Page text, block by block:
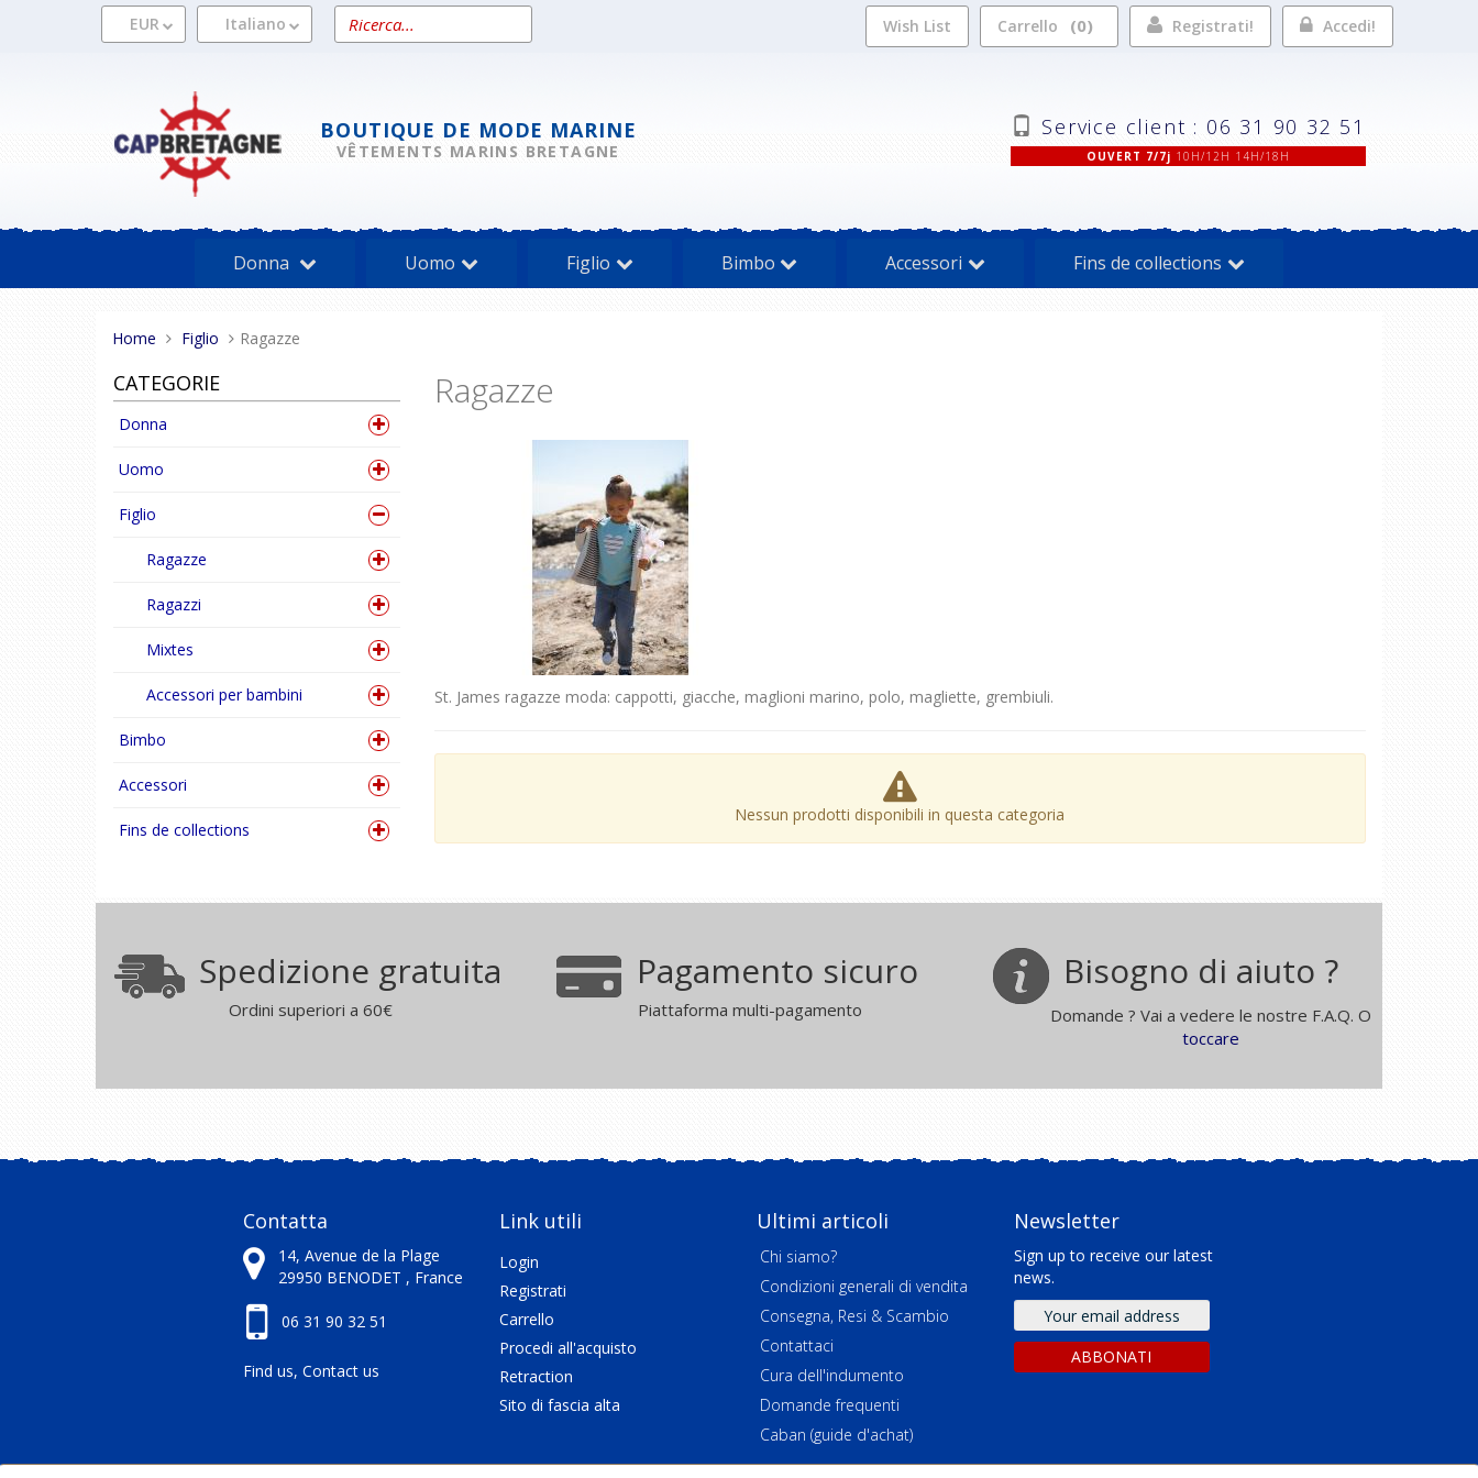
EUR Italiano
Ricerca
un
Registrati! Accedi!
Carrello 0
Wish List
BOUTIQUE DE MODE MARINE
VÊTEMENTS MARINS BRETAGNE
Service client : 06 31 90 32 51
OUVERT 7/7j 10H/12H 14H/18H
Donna Uomo Figlio Bimbo Accessori Fins de collections
Tu
qui:
Home Figlio Ragazze
Ragazze
St. James ragazze moda: cappotti, giacche, maglioni marino, polo, magliette, grembiuli.
Nessun prodotti disponibili in questa categoria
CATEGORIE
Donna
Uomo
Figlio
Ragazze
Ragazzi
Mixtes
Accessori per bambini
Bimbo
Accessori
Fins de collections
Spedizione gratuita
Ordini superiori a 60€
Pagamento sicuro
Piattaforma multi-pagamento
Bisogno di aiuto ?
Domande ? Vai a vedere le nostre F.A.Q. O
toccare
Contatta
14, Avenue de la Plage
29950 BENODET , France
06 31 90 32 51
Find us, Contact us
Link utili
Login
Registrati
Carrello
Procedi all'acquisto
Retraction
Sito di fascia alta
Ultimi articoli
Chi siamo?
Condizioni generali di vendita
Consegna, Resi & Scambio
Contattaci
Cura dell'indumento
Domande frequenti
Caban (guide d'achat)
Newsletter
Sign up to receive our latest
news.
Indirizzo
email
ABBONATI